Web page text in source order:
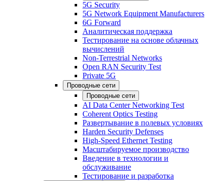
5G Security
5G Network Equipment Manufacturers
6G Forward
Аналитическая поддержка
Тестирование на основе облачных
вычислений
Non-Terrestrial Networks
Open RAN Security Test
Private 5G
Проводные сети
Проводные сети
AI Data Center Networking Test
Coherent Optics Testing
Развертывание в полевых условиях
Harden Security Defenses
High-Speed Ethernet Testing
Масштабируемое производство
Введение в технологии и
обслуживание
Тестирование и разработка